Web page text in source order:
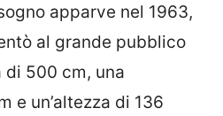
apparve nel 1963,
al grande pubblico
di 500 cm, una
e un’altezza di 136